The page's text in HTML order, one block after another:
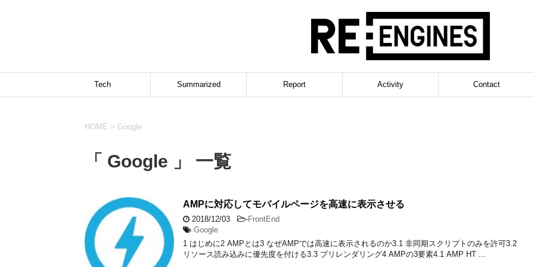
Tech Summarized Report Activity Contact
HOME > Google
「 Google 」 一覧
AMPに対応してモバイルページを高速に表示させる
2018/12/03 -FrontEnd
Google
1 はじめに2 AMPとは3 なぜAMPでは高速に表示されるのか3.1 非同期スクリプトのみを許可3.2
リソース読み込みに優先度を付ける3.3 プリレンダリング4 AMPの3要素4.1 AMP HT ...